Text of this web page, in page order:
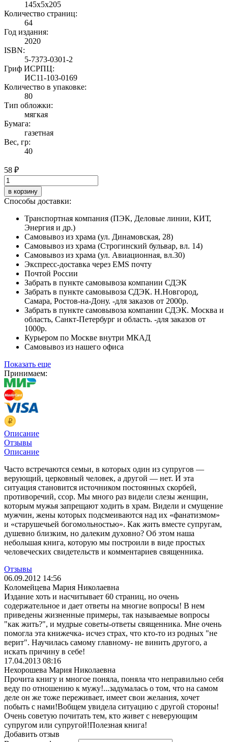
145x5x205
Количество страниц:
64
Год издания:
2020
ISBN:
5-7373-0301-2
Гриф ИСРПЦ:
ИС11-103-0169
Количество в упаковке:
80
Тип обложки:
мягкая
Бумага:
газетная
Вес, гр:
40
58 ₽
в корзину
Способы доставки:
Транспортная компания (ПЭК, Деловые линии, КИТ,
Энергия и др.)
Самовывоз из храма (ул. Динамовская, 28)
Самовывоз из храма (Строгинский бульвар, вл. 14)
Самовывоз из храма (ул. Авиационная, вл.30)
Экспресс-доставка через EMS почту
Почтой России
Забрать в пункте самовывоза компании СДЭК
Забрать в пункте самовывоза СДЭК. Н.Новгород,
Самара, Ростов-на-Дону. -для заказов от 2000р.
Забрать в пункте самовывоза компании СДЭК. Москва и
область, Санкт-Петербург и область. -для заказов от
1000р.
Курьером по Москве внутри МКАД
Самовывоз из нашего офиса
Показать еще
Принимаем:
Описание
Отзывы
Описание
Часто встречаются семьи, в которых один из супругов —
верую­щий, церковный человек, а другой — нет. И эта
ситуация становит­ся источником постоянных скорбей,
противоречий, ссор. Мы мно­го раз видели слезы женщин,
которым мужья запрещают ходить в храм. Видели и смущение
мужчин, жены которых подсмеиваются над их «фанатизмом»
и «старушечьей богомольностью». Как жить вместе супругам,
душевно близким, но далеким ду­ховно? Об этом наша
небольшая книга, которую мы построили в ви­де простых
человеческих свидетельств и комментариев свя­щенника.
Отзывы
06.09.2012 14:56
Коломейцева Мария Николаевна
Издание хоть и насчитывает 60 страниц, но очень
содержательное и дает ответы на многие вопросы! В нем
приведены жизненные примеры, так называемые вопросы
"как жить?", и мудрые советы-ответы священника. Мне очень
помогла эта книжечка- исчез страх, что кто-то из родных "не
верит". Научилась самому главному- не винить другого, а
искать причину в себе!
17.04.2013 08:16
Нехорошева Мария Николаевна
Прочита книгу и многое поняла, поняла что неправильно себя
веду по отношению к мужу!...задумалась о том, что на самом
деле он же тоже переживает, имеет свои желания, хочет
побыть с нами!Вобщем увидела ситуацию с другой стороны!
Очень советую почитать тем, кто живет с неверующим
супругом или супругой!Полезная книга!
Добавить отзыв